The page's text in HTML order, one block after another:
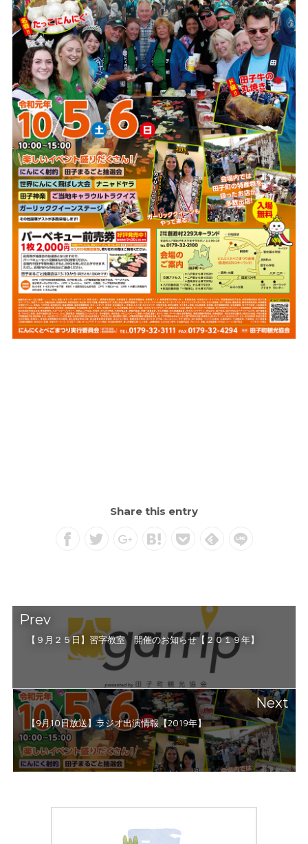
Share this entry
Prev
【９月２５日】習字教室 開催のお知らせ【２０１９年】
Next
【9月10日放送】ラジオ出演情報【2019年】